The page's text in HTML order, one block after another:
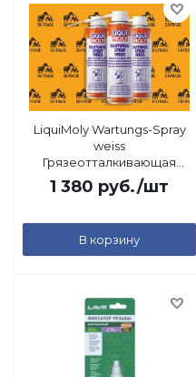
LiquiMoly Wartungs-Spray
weiss
Грязеотталкивающая
белая смазка, 0,25л
1 380 руб./шт
В корзину